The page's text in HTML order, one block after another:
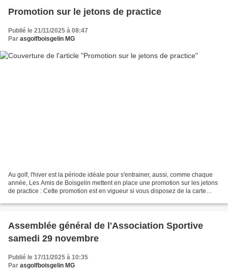
Promotion sur le jetons de practice
Publié le 21/11/2025 à 08:47
Par asgolfboisgelin MG
Au golf, l'hiver est la période idéale pour s'entrainer, aussi, comme chaque
année, Les Amis de Boisgelin mettent en place une promotion sur les jetons
de practice : Cette promotion est en vigueur si vous disposez de la carte
Assemblée général de l'Association Sportive
samedi 29 novembre
Publié le 17/11/2025 à 10:35
Par asgolfboisgelin MG